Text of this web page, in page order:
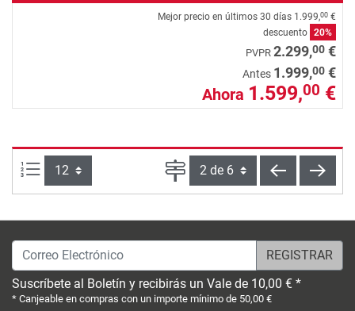
Mejor precio en últimos 30 días 1.999,00 €
descuento 20%
PVPR 2.299,00 €
Antes 1.999,00 €
Ahora 1.599,00 €
Artículos por página: Página volver
Correo Electrónico
Suscríbete al Boletín y recibirás un Vale de 10,00 € *
* Canjeable en compras con un importe mínimo de 50,00 €